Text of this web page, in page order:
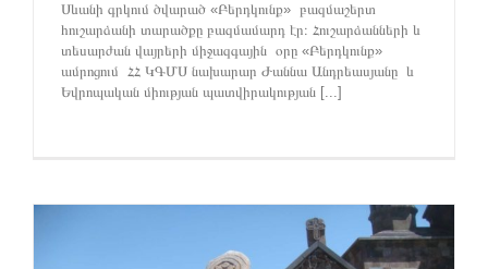
Սևանի գրկում ծվարած «Բերդկունք» բազմաշերտ
հուշարձանի տարածքը բազմամարդ էր։ Հուշարձանների և
տեսարժան վայրերի միջազգային օրը «Բերդկունք»
ամրոցում ՀՀ ԿԳՄՍ նախարար Ժաննա Անդրեասյանը և
Եվրոպական միության պատվիրակության [...]